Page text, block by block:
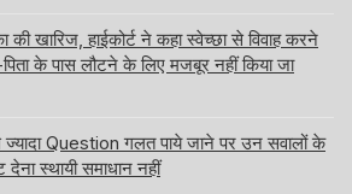
खारिज, हाईकोर्ट ने कहा स्वेच्छा से विवाह करने
पिता के पास लौटने के लिए मजबूर नहीं किया जा
से ज्यादा Question गलत पाये जाने पर उन सवालों के
देना स्थायी समाधान नहीं